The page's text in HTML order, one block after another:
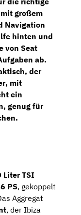
großem
Navigation
hinten und
von Seat
ab.
der
, mit
ein
, genug für
Liter TSI
PS, gekoppelt
Aggregat
, der Ibiza